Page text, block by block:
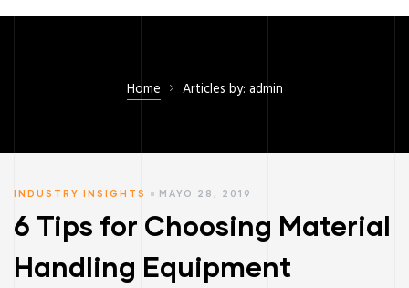
Home Articles by: admin
INDUSTRY INSIGHTS MAYO 28, 2019
6 Tips for Choosing Material
Handling Equipment